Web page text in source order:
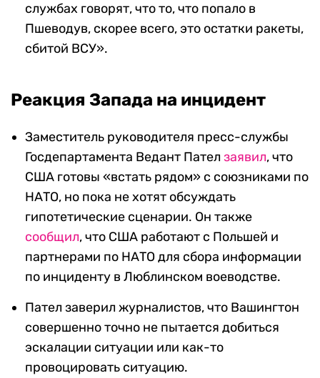
службах говорят, что то, что попало в
Пшеводув, скорее всего, это остатки ракеты,
сбитой ВСУ».
Реакция Запада на инцидент
Заместитель руководителя пресс-службы
Госдепартамента Ведант Пател заявил, что
США готовы «встать рядом» с союзниками по
НАТО, но пока не хотят обсуждать
гипотетические сценарии. Он также
сообщил, что США работают с Польшей и
партнерами по НАТО для сбора информации
по инциденту в Люблинском воеводстве.
Пател заверил журналистов, что Вашингтон
совершенно точно не пытается добиться
эскалации ситуации или как-то
провоцировать ситуацию.